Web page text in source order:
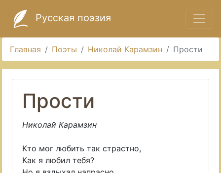
Русская поэзия
Главная Поэты Николай Карамзин Прости
Прости
Николай Карамзин
Кто мог любить так страстно,
Как я любил тебя?